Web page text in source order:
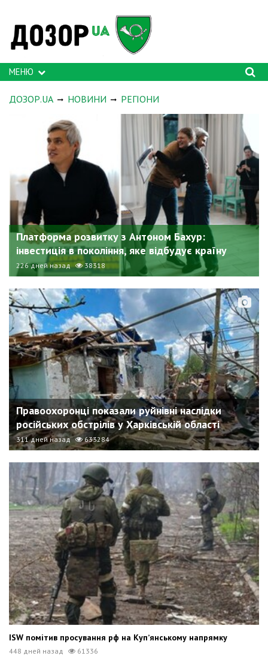
МЕНЮ
ДОЗОР.UA НОВИНИ РЕГІОНИ
Платформа розвитку з Антоном Бахур:
інвестиція в покоління, яке відбудує країну
226 дней назад 38318
Правоохоронці показали руйнівні наслідки
російських обстрілів у Харківській області
311 дней назад 633284
ISW помітив просування рф на Купʼянському напрямку
448 дней назад 61336